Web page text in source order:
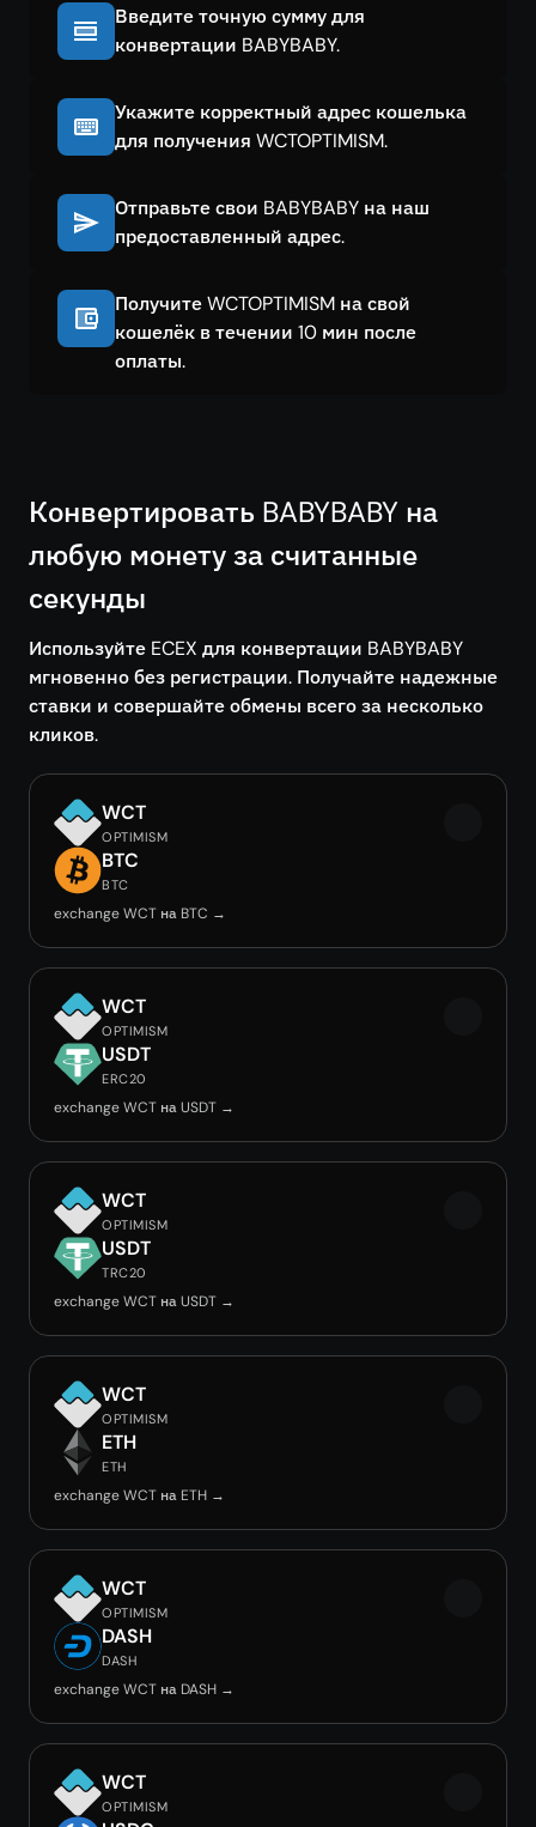
Введите точную сумму для
конвертации BABYBABY.
Укажите корректный адрес кошелька
для получения WCTOPTIMISM.
Отправьте свои BABYBABY на наш
предоставленный адрес.
Получите WCTOPTIMISM на свой
кошелёк в течении 10 мин после
оплаты.
Конвертировать BABYBABY на
любую монету за считанные
секунды
Используйте ECEX для конвертации BABYBABY
мгновенно без регистрации. Получайте надежные
ставки и совершайте обмены всего за несколько
кликов.
WCT
OPTIMISM
BTC
BTC
exchange WCT на BTC →
WCT
OPTIMISM
USDT
ERC20
exchange WCT на USDT →
WCT
OPTIMISM
USDT
TRC20
exchange WCT на USDT →
WCT
OPTIMISM
ETH
ETH
exchange WCT на ETH →
WCT
OPTIMISM
DASH
DASH
exchange WCT на DASH →
WCT
OPTIMISM